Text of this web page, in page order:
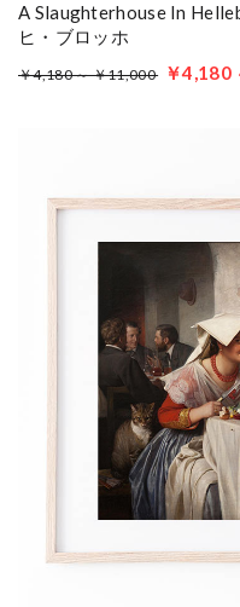
A Slaughterhouse In
ヒ・ブロッホ
￥4,180 ～ ￥11,000 ￥4,180